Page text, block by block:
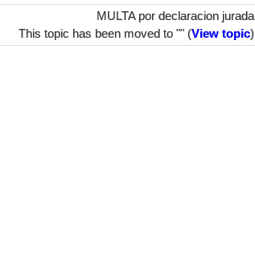
MULTA por declaracion jurada
This topic has been moved to "" (View topic)